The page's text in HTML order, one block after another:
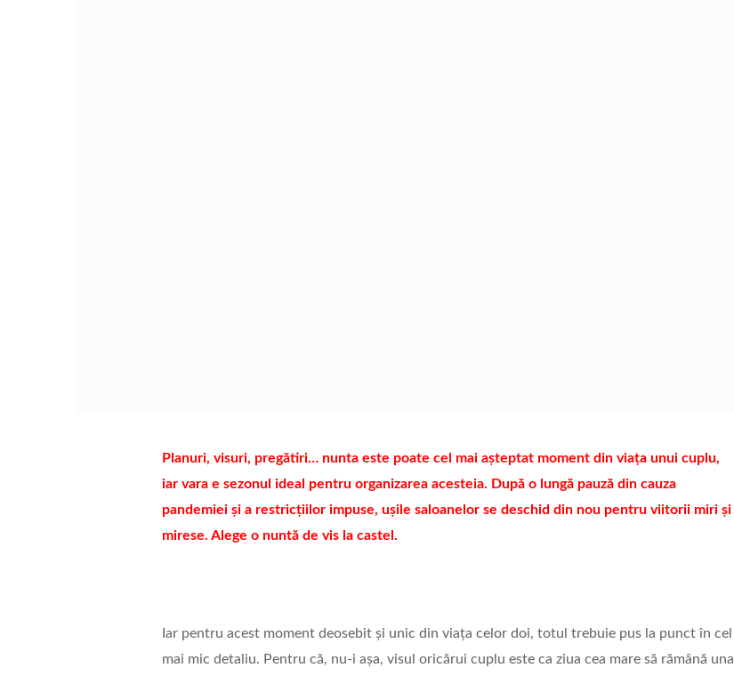
Planuri, visuri, pregătiri… nunta este poate cel mai așteptat moment din viața unui cuplu,
iar vara e sezonul ideal pentru organizarea acesteia. După o lungă pauză din cauza
pandemiei și a restricțiilor impuse, ușile saloanelor se deschid din nou pentru viitorii miri și
mirese. Alege o nuntă de vis la castel.
Iar pentru acest moment deosebit și unic din viața celor doi, totul trebuie pus la punct în cel
mai mic detaliu. Pentru că, nu-i așa, visul oricărui cuplu este ca ziua cea mare să rămână una